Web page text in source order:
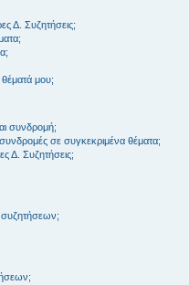
Δ. Συζητήσεις;
μου;
συνδρομή;
σε συγκεκριμένα θέματα;
Δ. Συζητήσεις;
συζητήσεων;